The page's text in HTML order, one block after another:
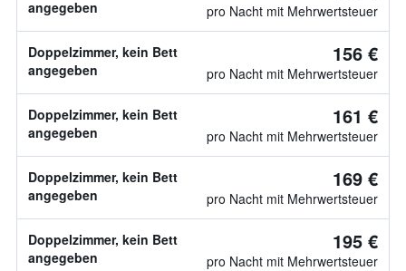
angegeben
pro Nacht mit Mehrwertsteuer
Doppelzimmer, kein Bett
angegeben
156 €
pro Nacht mit Mehrwertsteuer
Doppelzimmer, kein Bett
angegeben
161 €
pro Nacht mit Mehrwertsteuer
Doppelzimmer, kein Bett
angegeben
169 €
pro Nacht mit Mehrwertsteuer
Doppelzimmer, kein Bett
angegeben
195 €
pro Nacht mit Mehrwertsteuer